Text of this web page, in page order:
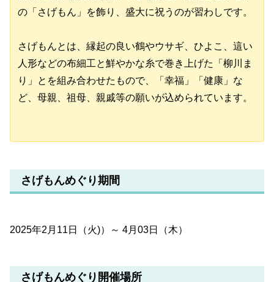
の「さげもん」を飾り、盛大に祝うのが習わしです。
さげもんとは、縁起の良い鶴やウサギ、ひよこ、這い
人形などの布細工と鮮やかな糸で巻き上げた「柳川ま
り」とを組み合わせたもので、「幸福」「健康」な
ど、母親、祖母、親戚等の願いが込められています。
さげもんめぐり期間
2025年2月11日（火)）～ 4月03日（木）
さげもんめぐり開催場所